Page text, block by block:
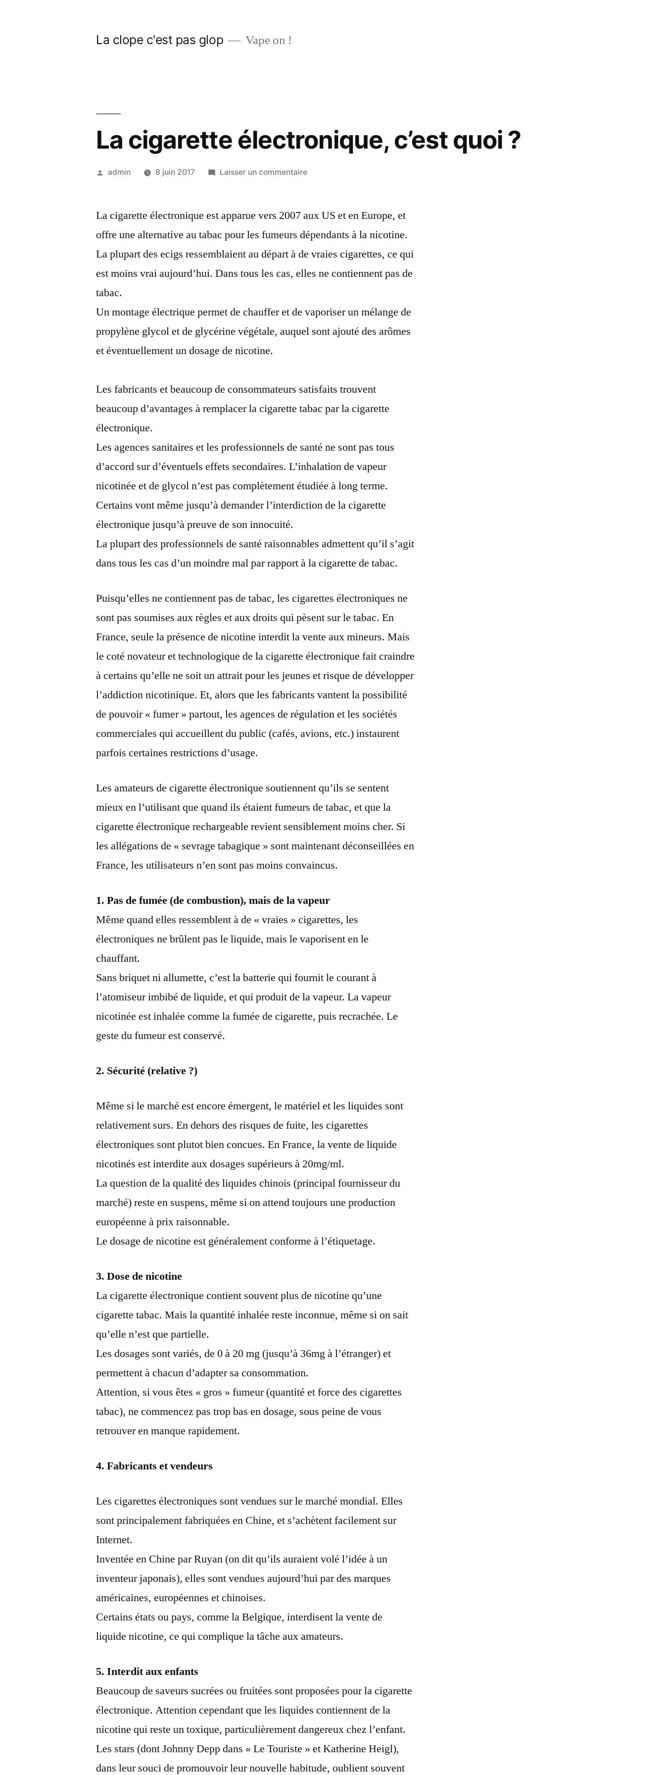
La clope c'est pas glop Vape on !
La cigarette électronique, c’est quoi ?
Publié
admin 8 juin 2017 Laisser un commentairesur
électronique,
quoi
?
La cigarette électronique est apparue vers 2007 aux US et en Europe, et
offre une alternative au tabac pour les fumeurs dépendants à la nicotine.
La plupart des ecigs ressemblaient au départ à de vraies cigarettes, ce qui
est moins vrai aujourd’hui. Dans tous les cas, elles ne contiennent pas de
tabac.
Un montage électrique permet de chauffer et de vaporiser un mélange de
propylène glycol et de glycérine végétale, auquel sont ajouté des arômes
et éventuellement un dosage de nicotine.
Les fabricants et beaucoup de consommateurs satisfaits trouvent
beaucoup d’avantages à remplacer la cigarette tabac par la cigarette
électronique.
Les agences sanitaires et les professionnels de santé ne sont pas tous
d’accord sur d’éventuels effets secondaires. L’inhalation de vapeur
nicotinée et de glycol n’est pas complètement étudiée à long terme.
Certains vont même jusqu’à demander l’interdiction de la cigarette
électronique jusqu’à preuve de son innocuité.
La plupart des professionnels de santé raisonnables admettent qu’il s’agit
dans tous les cas d’un moindre mal par rapport à la cigarette de tabac.
Puisqu’elles ne contiennent pas de tabac, les cigarettes électroniques ne
sont pas soumises aux règles et aux droits qui pèsent sur le tabac. En
France, seule la présence de nicotine interdit la vente aux mineurs. Mais
le coté novateur et technologique de la cigarette électronique fait craindre
à certains qu’elle ne soit un attrait pour les jeunes et risque de développer
l’addiction nicotinique. Et, alors que les fabricants vantent la possibilité
de pouvoir « fumer » partout, les agences de régulation et les sociétés
commerciales qui accueillent du public (cafés, avions, etc.) instaurent
parfois certaines restrictions d’usage.
Les amateurs de cigarette électronique soutiennent qu’ils se sentent
mieux en l’utilisant que quand ils étaient fumeurs de tabac, et que la
cigarette électronique rechargeable revient sensiblement moins cher. Si
les allégations de « sevrage tabagique » sont maintenant déconseillées en
France, les utilisateurs n’en sont pas moins convaincus.
1. Pas de fumée (de combustion), mais de la vapeur
Même quand elles ressemblent à de « vraies » cigarettes, les
électroniques ne brûlent pas le liquide, mais le vaporisent en le
chauffant.
Sans briquet ni allumette, c’est la batterie qui fournit le courant à
l’atomiseur imbibé de liquide, et qui produit de la vapeur. La vapeur
nicotinée est inhalée comme la fumée de cigarette, puis recrachée. Le
geste du fumeur est conservé.
2. Sécurité (relative ?)
Même si le marché est encore émergent, le matériel et les liquides sont
relativement surs. En dehors des risques de fuite, les cigarettes
électroniques sont plutot bien concues. En France, la vente de liquide
nicotinés est interdite aux dosages supérieurs à 20mg/ml.
La question de la qualité des liquides chinois (principal fournisseur du
marché) reste en suspens, même si on attend toujours une production
européenne à prix raisonnable.
Le dosage de nicotine est généralement conforme à l’étiquetage.
3. Dose de nicotine
La cigarette électronique contient souvent plus de nicotine qu’une
cigarette tabac. Mais la quantité inhalée reste inconnue, même si on sait
qu’elle n’est que partielle.
Les dosages sont variés, de 0 à 20 mg (jusqu’à 36mg à l’étranger) et
permettent à chacun d’adapter sa consommation.
Attention, si vous êtes « gros » fumeur (quantité et force des cigarettes
tabac), ne commencez pas trop bas en dosage, sous peine de vous
retrouver en manque rapidement.
4. Fabricants et vendeurs
Les cigarettes électroniques sont vendues sur le marché mondial. Elles
sont principalement fabriquées en Chine, et s’achètent facilement sur
Internet.
Inventée en Chine par Ruyan (on dit qu’ils auraient volé l’idée à un
inventeur japonais), elles sont vendues aujourd’hui par des marques
américaines, européennes et chinoises.
Certains états ou pays, comme la Belgique, interdisent la vente de
liquide nicotine, ce qui complique la tâche aux amateurs.
5. Interdit aux enfants
Beaucoup de saveurs sucrées ou fruitées sont proposées pour la cigarette
électronique. Attention cependant que les liquides contiennent de la
nicotine qui reste un toxique, particulièrement dangereux chez l’enfant.
Les stars (dont Johnny Depp dans « Le Touriste » et Katherine Heigl),
dans leur souci de promouvoir leur nouvelle habitude, oublient souvent